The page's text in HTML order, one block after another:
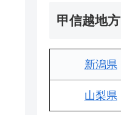
甲信越地方
新潟県
山梨県